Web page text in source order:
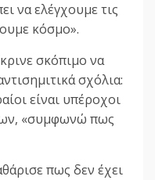
να ελέγχουμε τις
κόσμο».
σκόπιμο να
σχόλια:
είναι υπέροχοι
«συμφωνώ πως
πως δεν έχει